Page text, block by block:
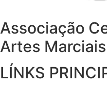
Associação
Artes
LÍNKS